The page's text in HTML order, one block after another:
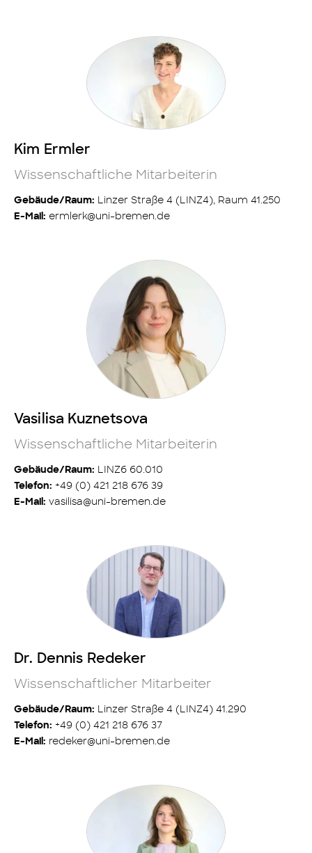
Kim Ermler
Wissenschaftliche Mitarbeiterin
Gebäude/Raum: Linzer Straße 4 (LINZ4), Raum 41.250
E-Mail: ermlerk@uni-bremen.de
Vasilisa Kuznetsova
Wissenschaftliche Mitarbeiterin
Gebäude/Raum: LINZ6 60.010
Telefon: +49 (0) 421 218 676 39
E-Mail: vasilisa@uni-bremen.de
Dr. Dennis Redeker
Wissenschaftlicher Mitarbeiter
Gebäude/Raum: Linzer Straße 4 (LINZ4) 41.290
Telefon: +49 (0) 421 218 676 37
E-Mail: redeker@uni-bremen.de